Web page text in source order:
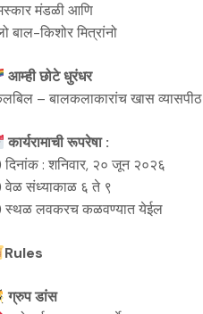
मंडळी आणि
बाल-किशोर मित्रांनो
आम्ही छोटे धुरंधर
– बालकलाकारांच खास व्यासपीठ
कार्यरामाची रूपरेषा :
दिनांक : शनिवार, २० जून २०२६
वेळ संध्याकाळ ६ ते ९
स्थळ लवकरच कळवण्यात येईल
Rules
ग्रुप डांस